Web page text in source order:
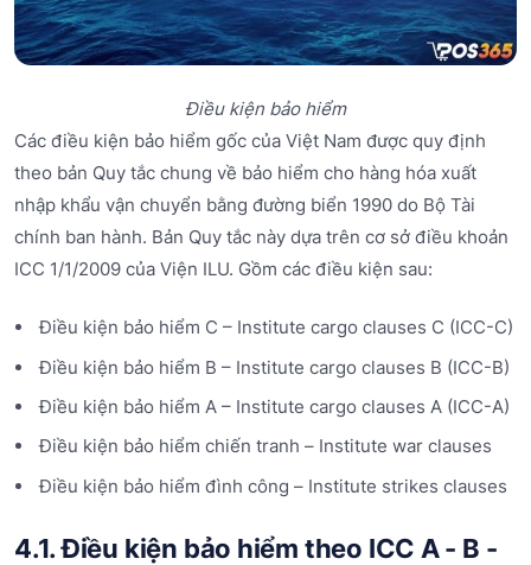
Điều kiện bảo hiểm
Các điều kiện bảo hiểm gốc của Việt Nam được quy định
theo bản Quy tắc chung về bảo hiểm cho hàng hóa xuất
nhập khẩu vận chuyển bằng đường biển 1990 do Bộ Tài
chính ban hành. Bản Quy tắc này dựa trên cơ sở điều khoản
ICC 1/1/2009 của Viện ILU. Gồm các điều kiện sau:
Điều kiện bảo hiểm C – Institute cargo clauses C (ICC-C)
Điều kiện bảo hiểm B – Institute cargo clauses B (ICC-B)
Điều kiện bảo hiểm A – Institute cargo clauses A (ICC-A)
Điều kiện bảo hiểm chiến tranh – Institute war clauses
Điều kiện bảo hiểm đình công – Institute strikes clauses
4.1. Điều kiện bảo hiểm theo ICC A - B -